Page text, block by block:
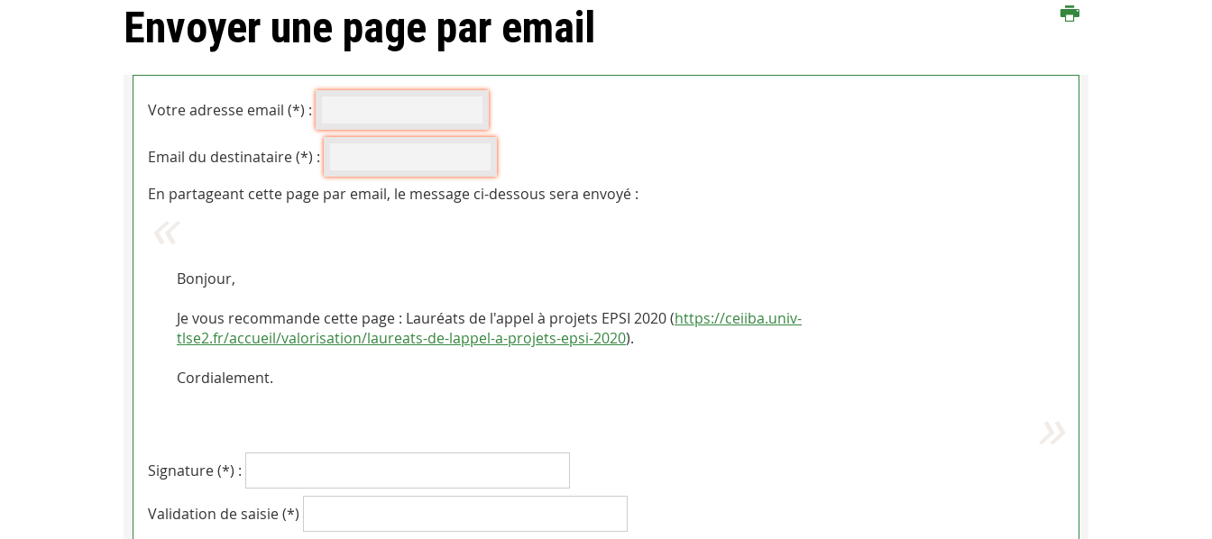
Envoyer une page par email
Votre adresse email (*) :
Email du destinataire (*) :
En partageant cette page par email, le message ci-dessous sera envoyé :
Bonjour,
Je vous recommande cette page : Lauréats de l'appel à projets EPSI 2020 (https://ceiiba.univ-
tlse2.fr/accueil/valorisation/laureats-de-lappel-a-projets-epsi-2020).
Cordialement.
Signature (*) :
Validation de saisie (*)